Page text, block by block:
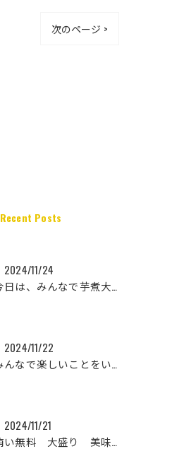
次のページ >
Recent Posts
2024/11/24
今日は、みんなで芋煮大会🎶
2024/11/22
みんなで楽しいことをいっぱいしたい
2024/11/21
賄い無料 大盛り 美味い